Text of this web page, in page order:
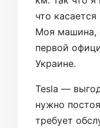
что
Моя машина,
первой
Украине.
Tesla —
нужно
требует